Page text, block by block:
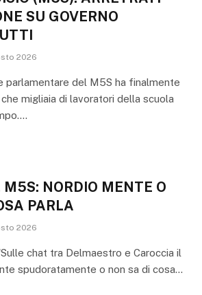
SU GOVERNO
2026
parlamentare del M5S ha finalmente
migliaia di lavoratori della scuola
M5S: NORDIO MENTE O
PARLA
2026
chat tra Delmaestro e Caroccia il
spudoratamente o non sa di cosa…